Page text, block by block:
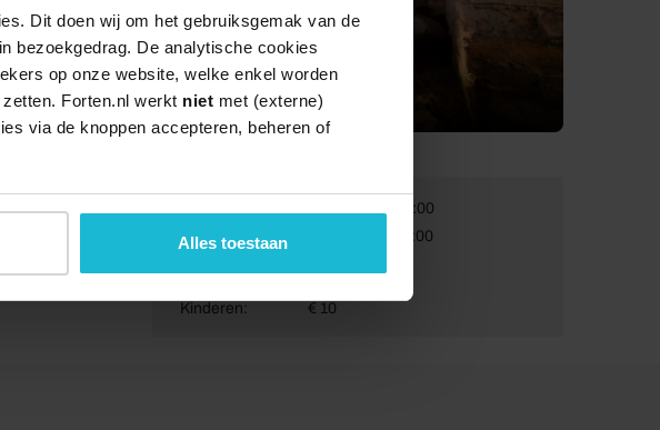
Dit doen wij om het gebruiksgemak van de
bezoekgedrag. De analytische cookies
op onze website, welke enkel worden
Forten.nl werkt niet met (externe)
via de knoppen accepteren, beheren of
Alles toestaan
01-01-2026 10:00
Tot:
31-12-2027 17:00
Kinderen:
€ 10